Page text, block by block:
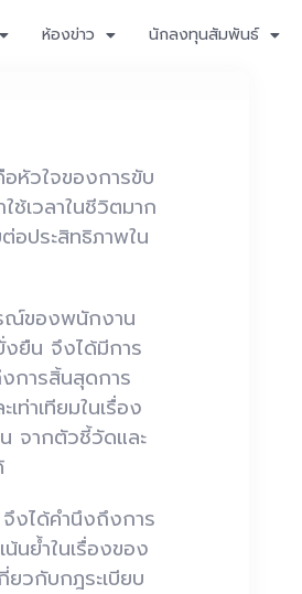
ห้องข่าว นักลงทุนสัมพันธ์
หัวใจของการขับ
เวลาในชีวิตมาก
ประสิทธิภาพใน
ณ์ของพนักงาน
งยืน จึงได้มีการ
การสิ้นสุดการ
าเทียมในเรื่อง
จากตัวชี้วัดและ
จึงได้คำนึงถึงการ
นย้ำในเรื่องของ
วกับกฎระเบียบ